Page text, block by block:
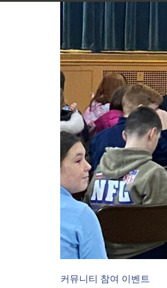
커뮤니티 참여 이벤트